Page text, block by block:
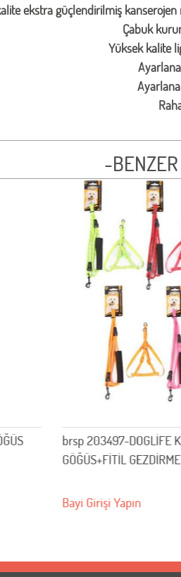
ekstra güçlendirilmiş kanserojen
Çabuk
Yüksek kalite
-
brsp 203497-DOGLİFE KÖPEKLER
GÖĞÜS+FİTİL GEZDİRME TASMASI
Bayi Girişi Yapın